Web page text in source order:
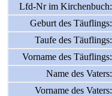
Lfd-Nr im Kirchenbuch:
Geburt des Täuflings:
Taufe des Täuflings:
Vorname des Täuflings:
Name des Vaters:
Vorname des Vaters: